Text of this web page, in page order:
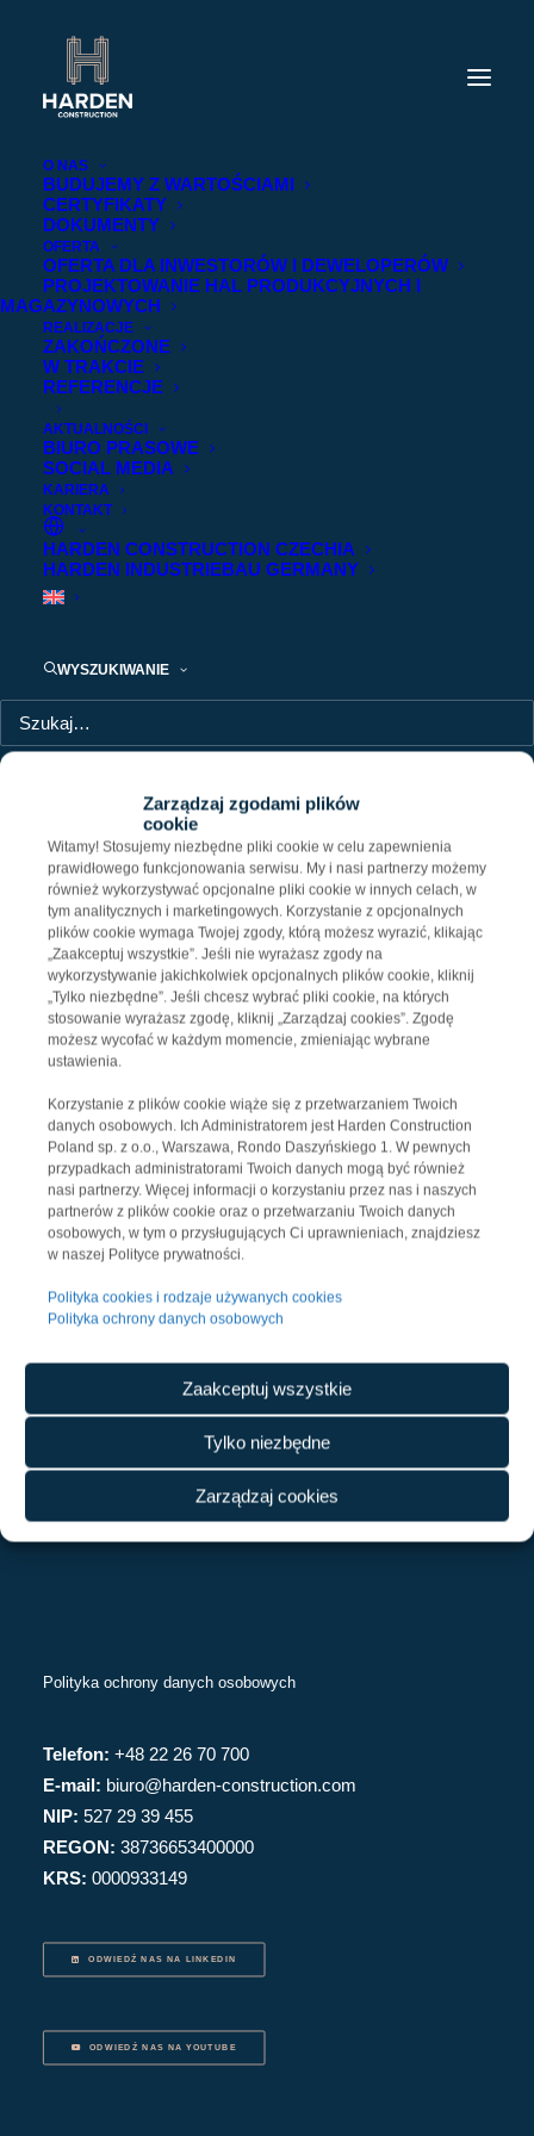
Zarządzaj zgodami plików
cookie
Witamy! Stosujemy niezbędne pliki cookie w celu zapewnienia
prawidłowego funkcjonowania serwisu. My i nasi partnerzy możemy
również wykorzystywać opcjonalne pliki cookie w innych celach, w
tym analitycznych i marketingowych. Korzystanie z opcjonalnych
plików cookie wymaga Twojej zgody, którą możesz wyrazić, klikając
„Zaakceptuj wszystkie”. Jeśli nie wyrażasz zgody na
wykorzystywanie jakichkolwiek opcjonalnych plików cookie, kliknij
„Tylko niezbędne”. Jeśli chcesz wybrać pliki cookie, na których
stosowanie wyrażasz zgodę, kliknij „Zarządzaj cookies”. Zgodę
możesz wycofać w każdym momencie, zmieniając wybrane
ustawienia.
Korzystanie z plików cookie wiąże się z przetwarzaniem Twoich
danych osobowych. Ich Administratorem jest Harden Construction
Poland sp. z o.o., Warszawa, Rondo Daszyńskiego 1. W pewnych
przypadkach administratorami Twoich danych mogą być również
nasi partnerzy. Więcej informacji o korzystaniu przez nas i naszych
partnerów z plików cookie oraz o przetwarzaniu Twoich danych
osobowych, w tym o przysługujących Ci uprawnieniach, znajdziesz
w naszej Polityce prywatności.
Polityka cookies i rodzaje używanych cookies
Polityka ochrony danych osobowych
Zaakceptuj wszystkie
Tylko niezbędne
Zarządzaj cookies
O NAS
BUDUJEMY Z WARTOŚCIAMI
CERTYFIKATY
DOKUMENTY
OFERTA
OFERTA DLA INWESTORÓW I DEWELOPERÓW
PROJEKTOWANIE HAL PRODUKCYJNYCH I
MAGAZYNOWYCH
REALIZACJE
ZAKOŃCZONE
W TRAKCIE
REFERENCJE
AKTUALNOŚCI
BIURO PRASOWE
SOCIAL MEDIA
KARIERA
KONTAKT
HARDEN CONSTRUCTION CZECHIA
HARDEN INDUSTRIEBAU GERMANY
WYSZUKIWANIE
Panattoni Park Gliwice
Miejscowość
Gliwice
Komunikacja
A4
Certyfikacja
Podziel się
KONTAKT
Harden Construction Poland Sp. z o.o.
Rondo Daszyńskiego 1
Warsaw UNIT, piętro 27
Polityka ochrony danych osobowych
Telefon: +48 22 26 70 700
E-mail: biuro@harden-construction.com
NIP: 527 29 39 455
REGON: 38736653400000
KRS: 0000933149
ODWIEDŹ NAS NA LINKEDIN
ODWIEDŹ NAS NA YOUTUBE